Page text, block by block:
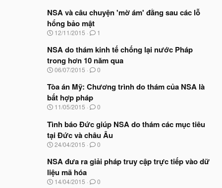
à
y
b
ắ
đ
ầ
u
NSA và câu chuyện 'mờ ám' đằng sau các lỗ
hổng bảo mật
N
à
b
ắ
đ
ầ
u
12/11/2015 1
NSA do thám kinh tế chống lại nước Pháp
trong hơn 10 năm qua
N
à
y
b
ắ
đ
ầ
u
06/07/2015 0
Tòa án Mỹ: Chương trình do thám của NSA là
bất hợp pháp
N
à
y
b
ắ
đ
ầ
u
11/05/2015 0
Tình báo Đức giúp NSA do thám các mục tiêu
tại Đức và châu Âu
N
à
b
ắ
24/04/2015 0
NSA đưa ra giải pháp truy cập trực tiếp vào dữ
liệu mã hóa
N
14/04/2015 0